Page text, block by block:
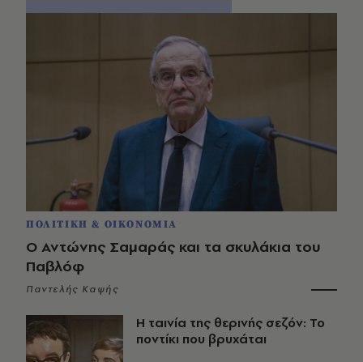
ΠΟΛΙΤΙΚΗ & ΟΙΚΟΝΟΜΙΑ
Ο Αντώνης Σαμαράς και τα σκυλάκια του
Παβλόφ
Παντελής Καψής
Η ταινία της θερινής σεζόν: Το
ποντίκι που βρυχάται